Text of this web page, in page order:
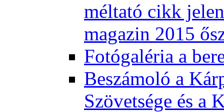
méltató cikk
magazin 2015
Fotógaléria a
Beszámoló a
Szövetsége és a